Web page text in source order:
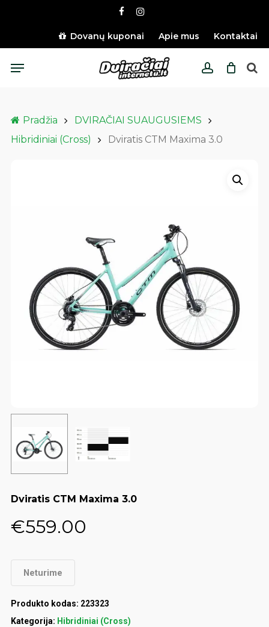
content
facebookinstagram
Dovanų kuponai Apie mus Kontaktai
account
Menu
Pradžia
DVIRAČIAI SUAUGUSIEMS
Hibridiniai (Cross)
Dviratis CTM Maxima 3.0
Dviratis CTM Maxima 3.0
€559.00
Neturime
Produkto kodas: 223323
Kategorija: Hibridiniai (Cross)